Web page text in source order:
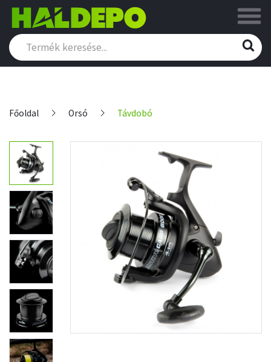
Főoldal Orsó Távdobó